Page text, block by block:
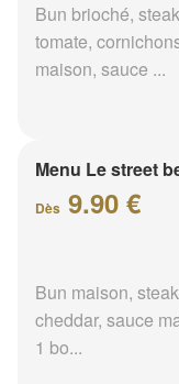
Bun brioché,
tomate,
maison, sauce ...
Menu Le street
Dès 9.90 €
Bun maison,
cheddar, sauce
1 bo...